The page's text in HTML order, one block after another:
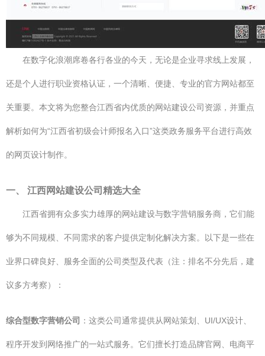
在数字化浪潮席卷各行各业的今天，无论是企业寻求线上发展，
还是个人进行职业资格认证，一个清晰、便捷、专业的官方网站都至
关重要。本文将为您整合江西省内优质的网站建设公司资源，并重点
解析如何为“江西省初级会计师报名入口”这类政务服务平台进行高效
的网页设计制作。
一、 江西网站建设公司精选大全
江西省拥有众多实力雄厚的网站建设与数字营销服务商，它们能
够为不同规模、不同需求的客户提供定制化解决方案。以下是一些在
业界口碑良好、服务全面的公司类型及代表（注：排名不分先后，建
议多方考察）：
综合型数字营销公司 ：这类公司通常提供从网站策划、UI/UX设计、
程序开发到网络推广的一站式服务。它们擅长打造品牌官网、电商平